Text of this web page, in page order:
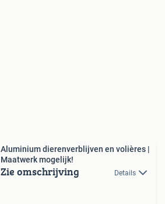
Aluminium dierenverblijven en volières |
Maatwerk mogelijk!
Zie omschrijving Details